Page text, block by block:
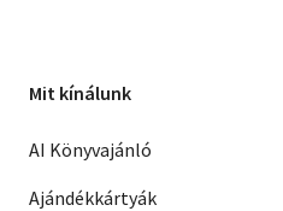
Mit kínálunk
AI Könyvajánló
Ajándékkártyák